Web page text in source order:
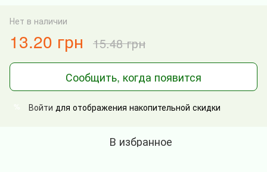
Нет в наличии
13.20 грн 15.48 грн
Сообщить, когда появится
Войти для отображения накопительной скидки
В избранное